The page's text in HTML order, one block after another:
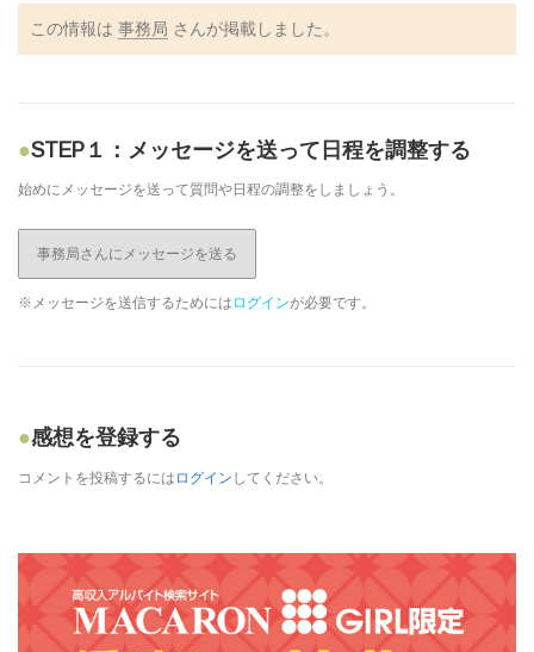
この情報は 事務局 さんが掲載しました。
STEP１：メッセージを送って日程を調整する
始めにメッセージを送って質問や日程の調整をしましょう。
事務局さんにメッセージを送る
※メッセージを送信するためには ログインが必要です。
感想を登録する
コメントを投稿するには ログイン してください。